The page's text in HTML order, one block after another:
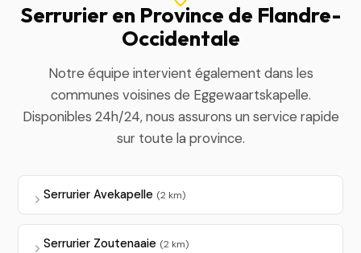
Serrurier en Province de Flandre-
Occidentale
Notre équipe intervient également dans les
communes voisines de Eggewaartskapelle.
Disponibles 24h/24, nous assurons un service rapide
sur toute la province.
Serrurier Avekapelle (2 km)
Serrurier Zoutenaaie (2 km)